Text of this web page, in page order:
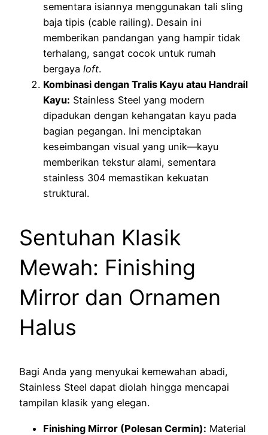
sementara isiannya menggunakan tali sling
baja tipis (cable railing). Desain ini
memberikan pandangan yang hampir tidak
terhalang, sangat cocok untuk rumah
bergaya loft.
Kombinasi dengan Tralis Kayu atau Handrail
Kayu: Stainless Steel yang modern
dipadukan dengan kehangatan kayu pada
bagian pegangan. Ini menciptakan
keseimbangan visual yang unik—kayu
memberikan tekstur alami, sementara
stainless 304 memastikan kekuatan
struktural.
Sentuhan Klasik
Mewah: Finishing
Mirror dan Ornamen
Halus
Bagi Anda yang menyukai kemewahan abadi,
Stainless Steel dapat diolah hingga mencapai
tampilan klasik yang elegan.
Finishing Mirror (Polesan Cermin): Material